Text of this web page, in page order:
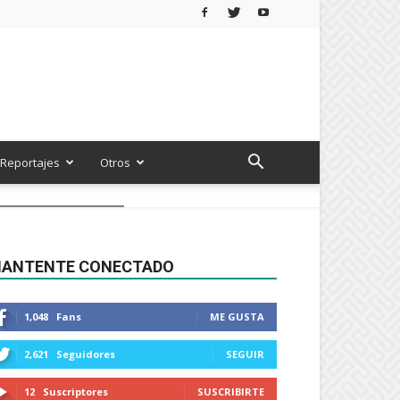
Reportajes Otros
CONECTADO
1,048 Fans ME GUSTA
2,621 Seguidores SEGUIR
12 Suscriptores SUSCRIBIRTE